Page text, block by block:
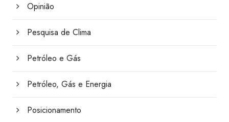
Opinião
Pesquisa de Clima
Petróleo e Gás
Petróleo, Gás e Energia
Posicionamento